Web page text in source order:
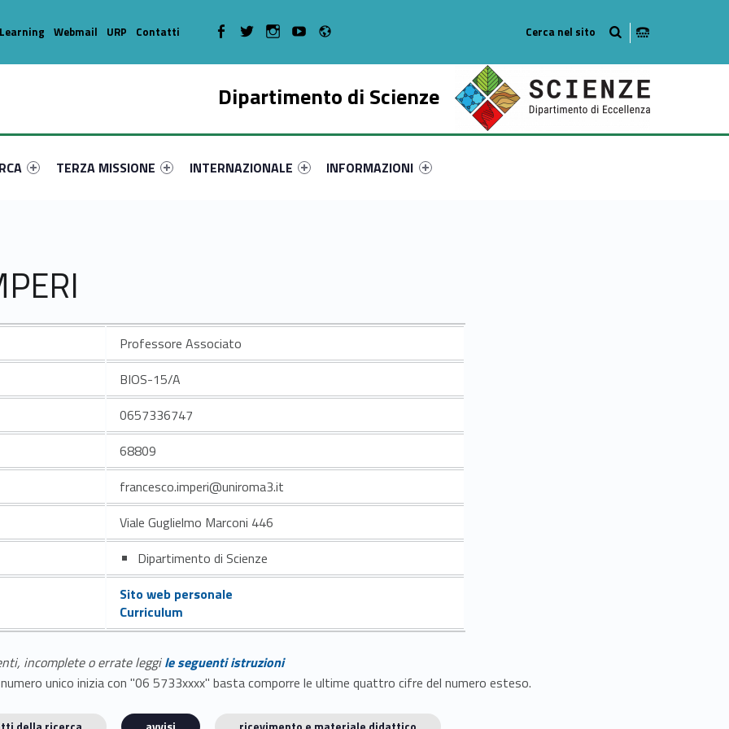
Dipartimento di Scienze
primary-58068-17
#link-menu-primary-8400-36
Link identifier #link-menu-primary-43064-46
TERZA MISSIONE
Link identifier #link-menu-primary-6030-51
INTERNAZIONALE
Link identifier #link-menu-primary-9273-61
INFORMAZIONI
Webmail URP Contatti WebMan on Facebook
WebMan on TwitterWebMan on Instagram
WebMan on Youtube
Professore Associato
BIOS-15/A
0657336747
68809
francesco.imperi@uniroma3.it
Viale Guglielmo Marconi 446
Dipartimento di Scienze
Sito web personale
Curriculum
incomplete o errate leggile seguenti istruzioni
unico inizia con "06 5733xxxx" basta comporre le ultime quattro cifre del numero esteso.